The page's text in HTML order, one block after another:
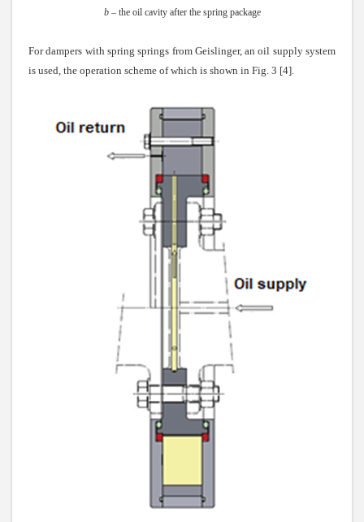
b– the oil cavity after the spring package
For dampers with spring springs from Geislinger, an oil supply system
is used, the operation scheme of which is shown in Fig. 3 [4].